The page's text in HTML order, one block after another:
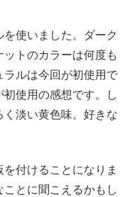
使いました。ダーク
トのカラーは何度も
ルは今回が初使用で
使用の感想です。し
淡い黄色味。好きな
付けることになりま
とに聞こえるかもし